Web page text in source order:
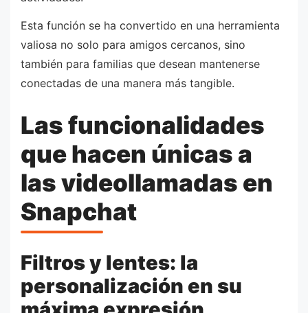
Esta función se ha convertido en una herramienta
valiosa no solo para amigos cercanos, sino
también para familias que desean mantenerse
conectadas de una manera más tangible.
Las funcionalidades
que hacen únicas a
las videollamadas en
Snapchat
Filtros y lentes: la
personalización en su